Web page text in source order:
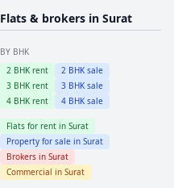
Flats & brokers in Surat
BY BHK
2 BHK rent 2 BHK sale
3 BHK rent 3 BHK sale
4 BHK rent 4 BHK sale
Flats for rent in Surat
Property for sale in Surat
Brokers in Surat
Commercial in Surat